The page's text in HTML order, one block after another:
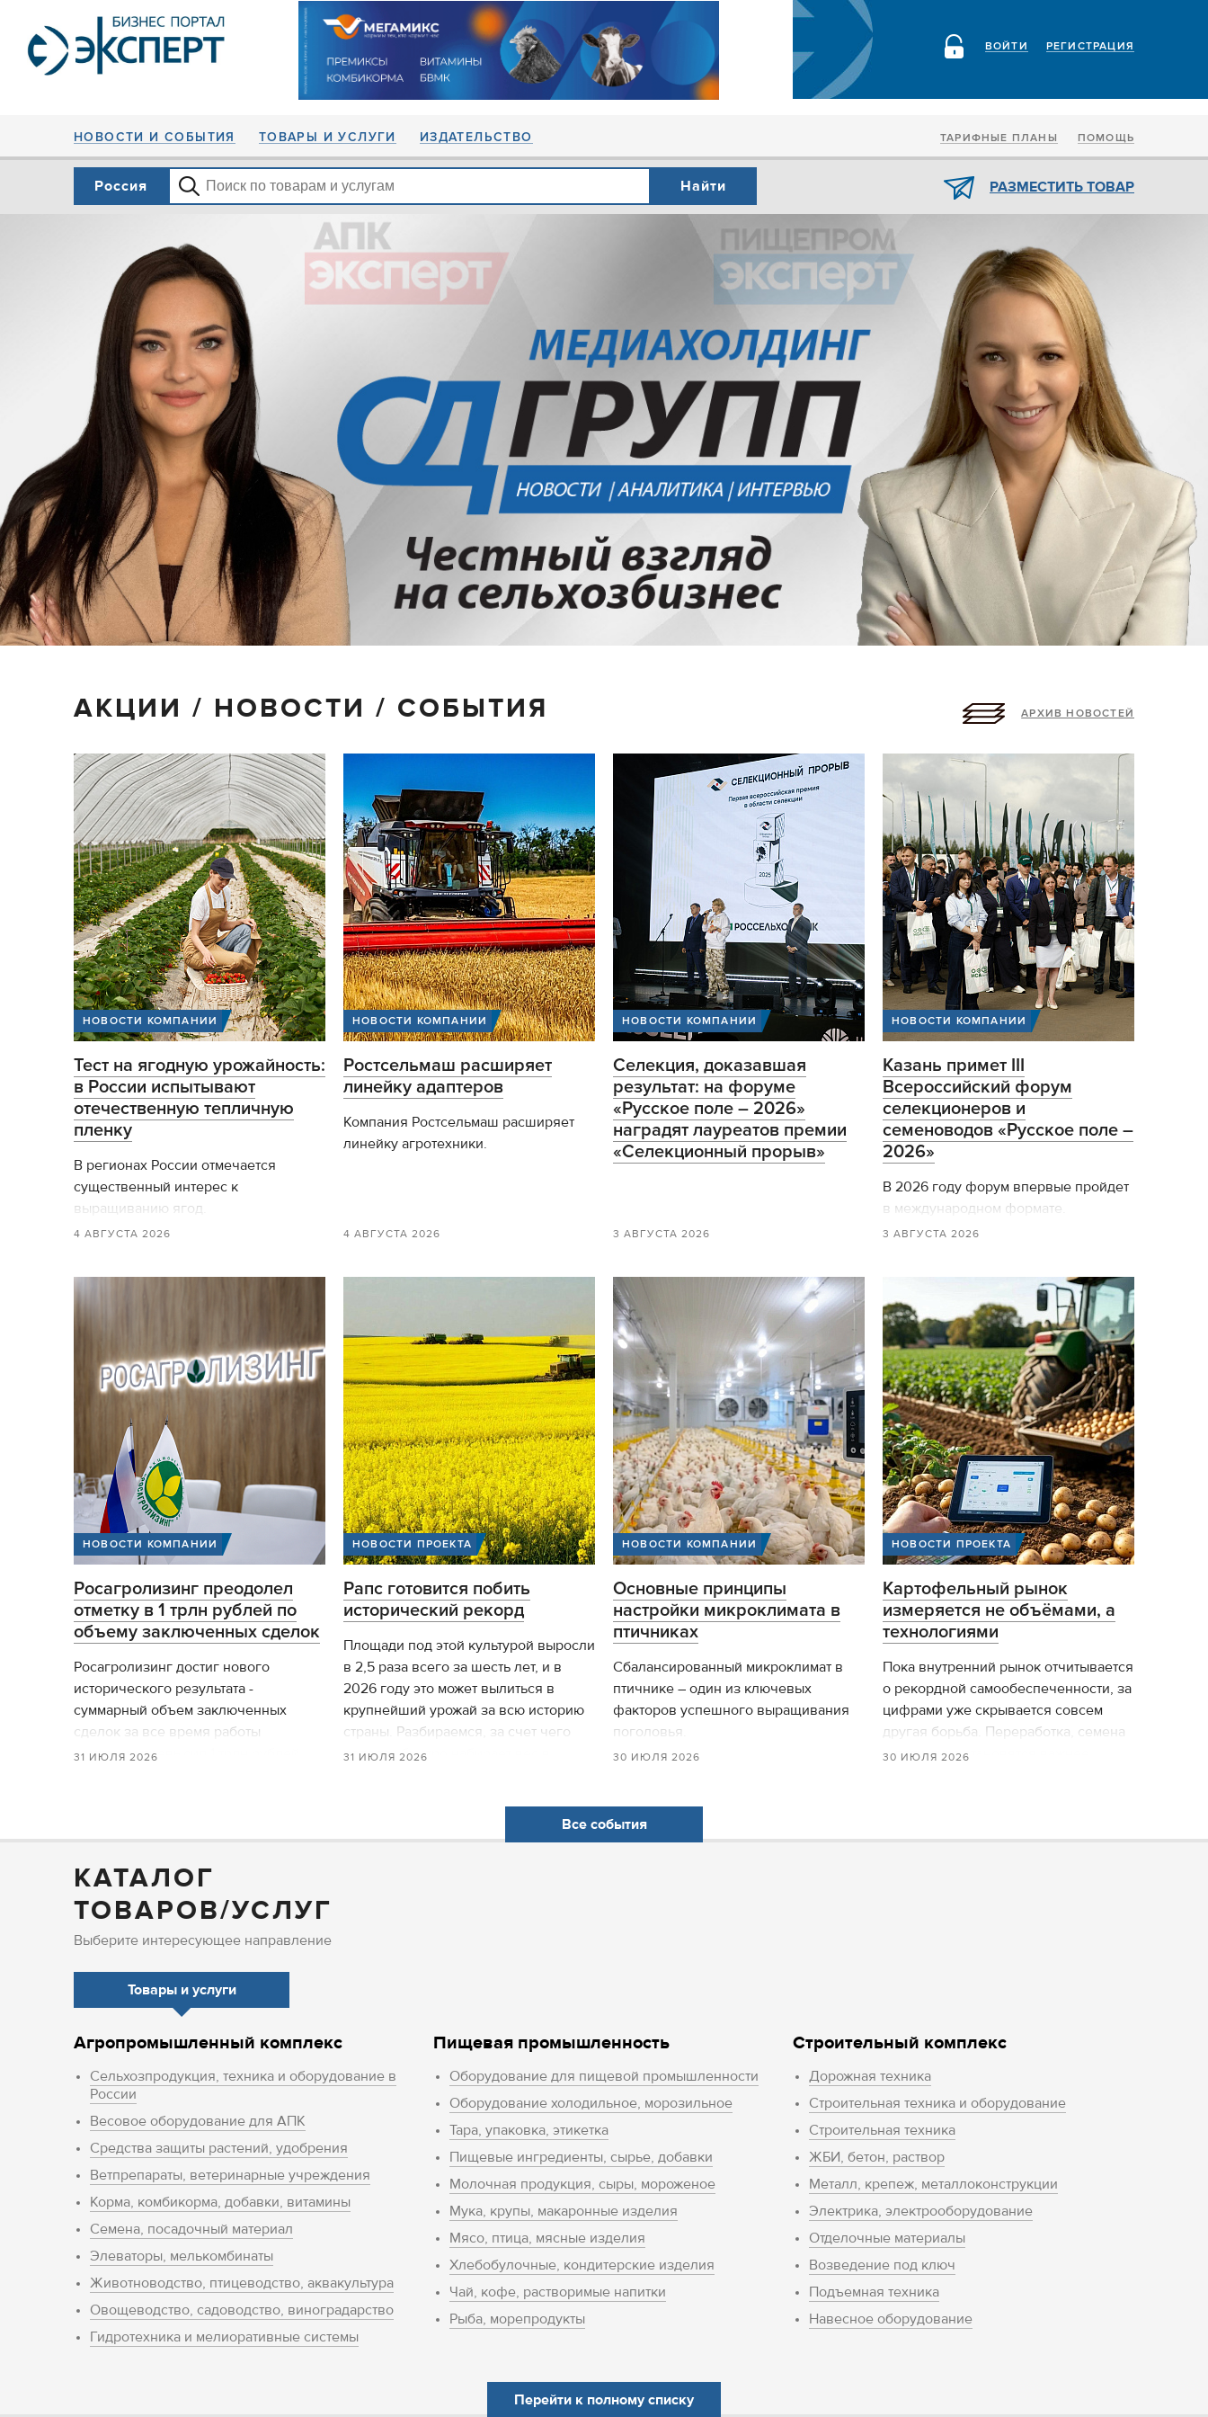
РЕГИСТРАЦИЯ
ВОЙТИ
НОВОСТИ И СОБЫТИЯ ТОВАРЫ И УСЛУГИ ИЗДАТЕЛЬСТВО ТАРИФНЫЕ ПЛАНЫ ПОМОЩЬ
РАЗМЕСТИТЬ ТОВАР
Россия
АКЦИИ / НОВОСТИ / СОБЫТИЯ АРХИВ НОВОСТЕЙ
НОВОСТИ КОМПАНИИ
Тест на ягодную урожайность:
в России испытывают
отечественную тепличную
пленку
В регионах России отмечается
существенный интерес к
выращиванию ягод.
4 АВГУСТА 2026
НОВОСТИ КОМПАНИИ
Ростсельмаш расширяет
линейку адаптеров
Компания Ростсельмаш расширяет
линейку агротехники.
4 АВГУСТА 2026
НОВОСТИ КОМПАНИИ
Селекция, доказавшая
результат: на форуме
«Русское поле – 2026»
наградят лауреатов премии
«Селекционный прорыв»
3 АВГУСТА 2026
НОВОСТИ КОМПАНИИ
Казань примет III
Всероссийский форум
селекционеров и
семеноводов «Русское поле –
2026»
В 2026 году форум впервые пройдет
в международном формате.
3 АВГУСТА 2026
НОВОСТИ КОМПАНИИ
Росагролизинг преодолел
отметку в 1 трлн рублей по
объему заключенных сделок
Росагролизинг достиг нового
исторического результата -
суммарный объем заключенных
сделок за все время работы
компании превысил 1 трлн рублей.
31 ИЮЛЯ 2026
НОВОСТИ ПРОЕКТА
Рапс готовится побить
исторический рекорд
Площади под этой культурой выросли
в 2,5 раза всего за шесть лет, и в
2026 году это может вылиться в
крупнейший урожай за всю историю
страны. Разбираемся, за счет чего
рапс так быстро набирает вес в
31 ИЮЛЯ 2026
НОВОСТИ КОМПАНИИ
Основные принципы
настройки микроклимата в
птичниках
Сбалансированный микроклимат в
птичнике – один из ключевых
факторов успешного выращивания
поголовья.
30 ИЮЛЯ 2026
НОВОСТИ ПРОЕКТА
Картофельный рынок
измеряется не объёмами, а
технологиями
Пока внутренний рынок отчитывается
о рекордной самообеспеченности, за
цифрами уже скрывается совсем
другая борьба. Переработка, семена
и логистика становятся важнее
30 ИЮЛЯ 2026
Все события
КАТАЛОГ
ТОВАРОВ/УСЛУГ
Выберите интересующее направление
Товары и услуги
Агропромышленный комплекс
Сельхозпродукция, техника и оборудование в
России
Весовое оборудование для АПК
Средства защиты растений, удобрения
Ветпрепараты, ветеринарные учреждения
Корма, комбикорма, добавки, витамины
Семена, посадочный материал
Элеваторы, мелькомбинаты
Животноводство, птицеводство, аквакультура
Овощеводство, садоводство, виноградарство
Гидротехника и мелиоративные системы
Пищевая промышленность
Оборудование для пищевой промышленности
Оборудование холодильное, морозильное
Тара, упаковка, этикетка
Пищевые ингредиенты, сырье, добавки
Молочная продукция, сыры, мороженое
Мука, крупы, макаронные изделия
Мясо, птица, мясные изделия
Хлебобулочные, кондитерские изделия
Чай, кофе, растворимые напитки
Рыба, морепродукты
Строительный комплекс
Дорожная техника
Строительная техника и оборудование
Строительная техника
ЖБИ, бетон, раствор
Металл, крепеж, металлоконструкции
Электрика, электрооборудование
Отделочные материалы
Возведение под ключ
Подъемная техника
Навесное оборудование
Перейти к полному списку